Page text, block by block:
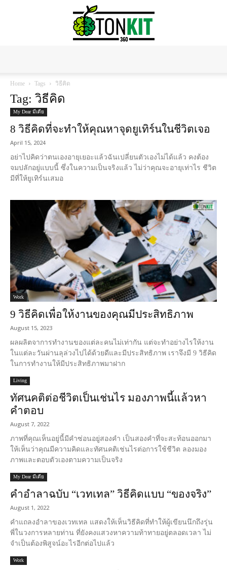
Home Tags วิธีคิด
Tag: วิธีคิด
My Dear มีเดีย
8 วิธีคิดที่จะทำให้คุณหาจุดยูเทิร์นในชีวิตเจอ
April 15, 2024
อย่าไปคิดว่าตนเองอายุเยอะแล้วฉันเปลี่ยนตัวเองไม่ได้แล้ว คงต้อง
จมปลักอยู่แบบนี้ ซึ่งในความเป็นจริงแล้ว ไม่ว่าคุณจะอายุเท่าไร ชีวิต
มีที่ให้ยูเทิร์นเสมอ
Work
9 วิธีคิดเพื่อให้งานของคุณมีประสิทธิภาพ
August 15, 2023
ผลผลิตจาการทำงานของแต่ละคนไม่เท่ากัน แต่จะทำอย่างไรให้งาน
ในแต่ละวันผ่านลุล่วงไปได้ด้วยดีและมีประสิทธิภาพ เราจึงมี 9 วิธีคิด
ในการทำงานให้มีประสิทธิภาพมาฝาก
Living
ทัศนคติต่อชีวิตเป็นเช่นไร มองภาพนี้แล้วหา
คำตอบ
August 7, 2022
ภาพที่คุณเห็นอยู่นี้มีคำซ่อนอยู่สองคำ เป็นสองคำที่จะสะท้อนออกมา
ให้เห็นว่าคุณมีความคิดและทัศนคติเช่นไรต่อการใช้ชีวิต ลองมอง
ภาพและตอบตัวเองตามความเป็นจริง
My Dear มีเดีย
คำอำลาฉบับ “เวทเทล” วิธีคิดแบบ “ของจริง”
August 1, 2022
คำแถลงอำลาของเวทเทล แสดงให้เห็นวิธีคิดที่ทำให้ผู้เขียนนึกถึงรุ่น
พี่ในวงการหลายท่าน ที่ยังคงแสวงหาความท้าทายอยู่ตลอดเวลา ไม่
จำเป็นต้องพิสูจน์อะไรอีกต่อไปแล้ว
Work